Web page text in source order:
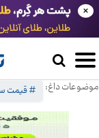
موضوعات داغ: # قیمت
×